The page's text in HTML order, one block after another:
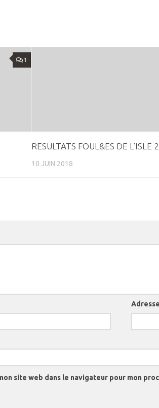
1
RESULTATS FOUL&ES DE L’ISLE
10 JUIN 2018
site web dans le navigateur pour mon